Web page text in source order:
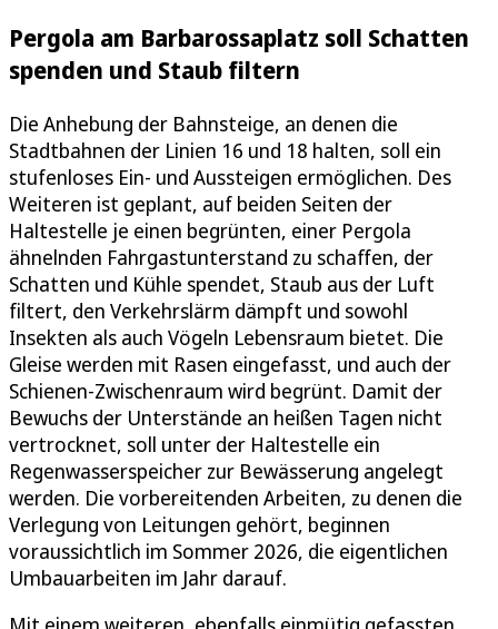
Pergola am Barbarossaplatz soll Schatten
spenden und Staub filtern
Die Anhebung der Bahnsteige, an denen die
Stadtbahnen der Linien 16 und 18 halten, soll ein
stufenloses Ein- und Aussteigen ermöglichen. Des
Weiteren ist geplant, auf beiden Seiten der
Haltestelle je einen begrünten, einer Pergola
ähnelnden Fahrgastunterstand zu schaffen, der
Schatten und Kühle spendet, Staub aus der Luft
filtert, den Verkehrslärm dämpft und sowohl
Insekten als auch Vögeln Lebensraum bietet. Die
Gleise werden mit Rasen eingefasst, und auch der
Schienen-Zwischenraum wird begrünt. Damit der
Bewuchs der Unterstände an heißen Tagen nicht
vertrocknet, soll unter der Haltestelle ein
Regenwasserspeicher zur Bewässerung angelegt
werden. Die vorbereitenden Arbeiten, zu denen die
Verlegung von Leitungen gehört, beginnen
voraussichtlich im Sommer 2026, die eigentlichen
Umbauarbeiten im Jahr darauf.